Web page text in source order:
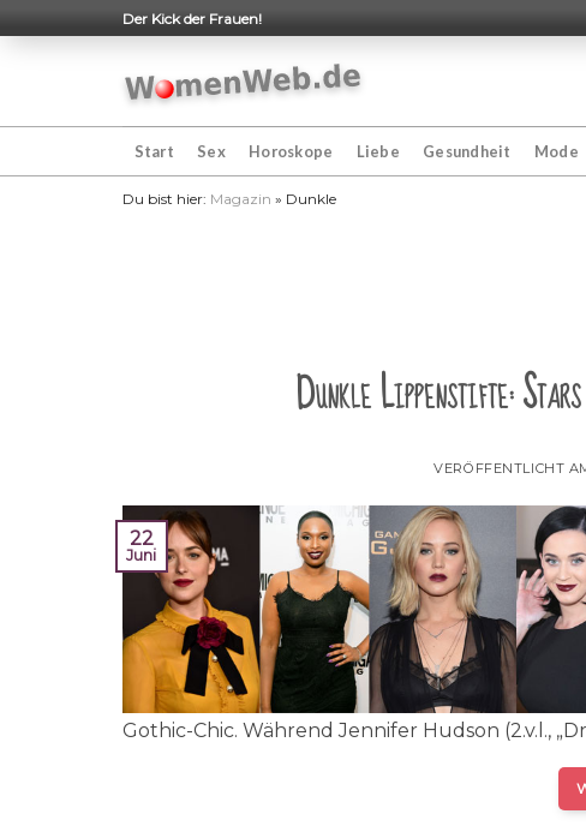
to
Der Kick der Frauen!
Start Sex Horoskope Liebe Gesundheit Mode
Du bist hier: Magazin » Dunkle
Dunkle Lippenstifte:
VERÖFFENTLICHT
22
Juni
Gothic-Chic. Während Jennifer Hudson (2.v.l.,